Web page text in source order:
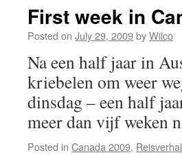
First week in
Posted on July 29, 2009byWilco
Na een half jaar in
kriebelen om weer
dinsdag – een half
meer dan vijf weken
Posted in Canada 2009,